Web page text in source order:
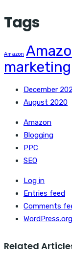
Tags
Amazon
marketing
December
August 2020
Amazon
Blogging
PPC
SEO
Log in
Entries feed
Comments
WordPress.org
Related